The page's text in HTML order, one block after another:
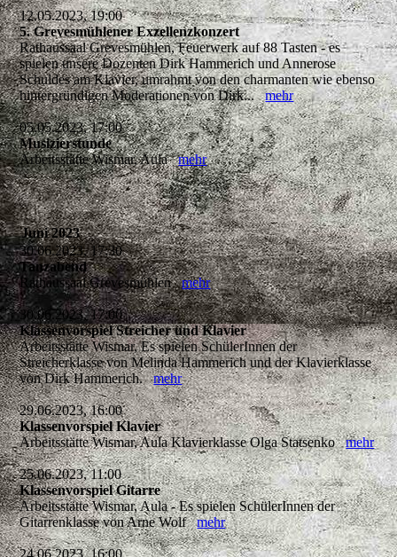
12.05.2023, 19:00
5. Grevesmühlener Exzellenzkonzert
Rathaussaal Grevesmühlen, Feuerwerk auf 88 Tasten - es
spielen unsere Dozenten Dirk Hammerich und Annerose
Schuldes am Klavier, umrahmt von den charmanten wie ebenso
hintergründigen Moderationen von Dirk...mehr
05.05.2023, 17:00
Musizierstunde
Arbeitsstätte Wismar, Aulamehr
Juni 2023
30.06.2023, 17:30
Tanzabend
Rathaussaal Grevesmühlenmehr
30.06.2023, 17:00
Klassenvorspiel Streicher und Klavier
Arbeitsstätte Wismar, Es spielen SchülerInnen der
Streicherklasse von Melinda Hammerich und der Klavierklasse
von Dirk Hammerich.mehr
29.06.2023, 16:00
Klassenvorspiel Klavier
Arbeitsstätte Wismar, Aula Klavierklasse Olga Statsenkomehr
25.06.2023, 11:00
Klassenvorspiel Gitarre
Arbeitsstätte Wismar, Aula - Es spielen SchülerInnen der
Gitarrenklasse von Arne Wolfmehr
24.06.2023, 16:00